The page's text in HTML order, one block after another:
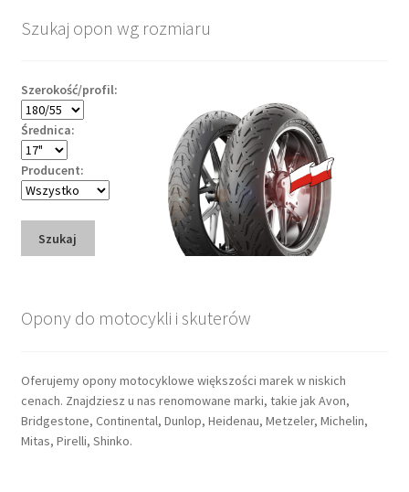
Szukaj opon wg rozmiaru
Szerokość/profil:
Średnica:
Producent:
Szukaj
Opony do motocykli i skuterów
Oferujemy opony motocyklowe większości marek w niskich
cenach. Znajdziesz u nas renomowane marki, takie jak Avon,
Bridgestone, Continental, Dunlop, Heidenau, Metzeler, Michelin,
Mitas, Pirelli, Shinko.